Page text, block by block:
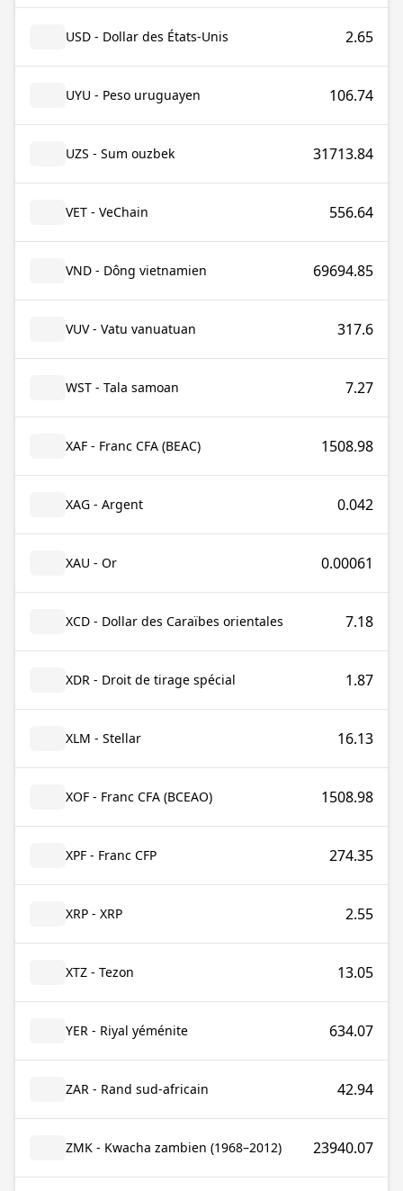
USD - Dollar des États-Unis 2.65
UYU - Peso uruguayen 106.74
UZS - Sum ouzbek 31713.84
VET - VeChain 556.64
VND - Dông vietnamien 69694.85
VUV - Vatu vanuatuan 317.6
WST - Tala samoan 7.27
XAF - Franc CFA (BEAC) 1508.98
XAG - Argent 0.042
XAU - Or 0.00061
XCD - Dollar des Caraïbes orientales 7.18
XDR - Droit de tirage spécial 1.87
XLM - Stellar 16.13
XOF - Franc CFA (BCEAO) 1508.98
XPF - Franc CFP 274.35
XRP - XRP 2.55
XTZ - Tezon 13.05
YER - Riyal yéménite 634.07
ZAR - Rand sud-africain 42.94
ZMK - Kwacha zambien (1968–2012) 23940.07